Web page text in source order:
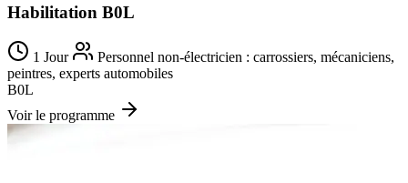
Habilitation B0L
1 Jour
Personnel non-électricien : carrossiers, mécaniciens,
peintres, experts automobiles
B0L
Voir le programme